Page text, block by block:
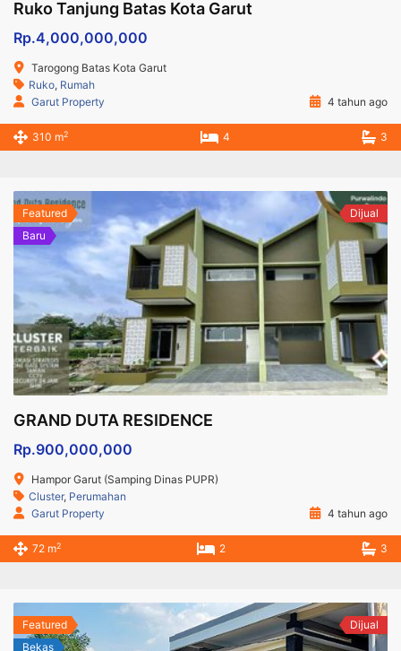
Ruko Tanjung Batas Kota Garut
Rp.4,000,000,000
Tarogong Batas Kota Garut
Ruko, Rumah
Garut Property
4 tahun ago
310 m2 4 3
Featured
Baru
Dijual
GRAND DUTA RESIDENCE
Rp.900,000,000
Hampor Garut (Samping Dinas PUPR)
Cluster, Perumahan
Garut Property
4 tahun ago
72 m2 2 3
Featured
Bekas
Dijual